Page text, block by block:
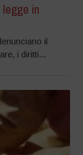
in
il
i diritti...